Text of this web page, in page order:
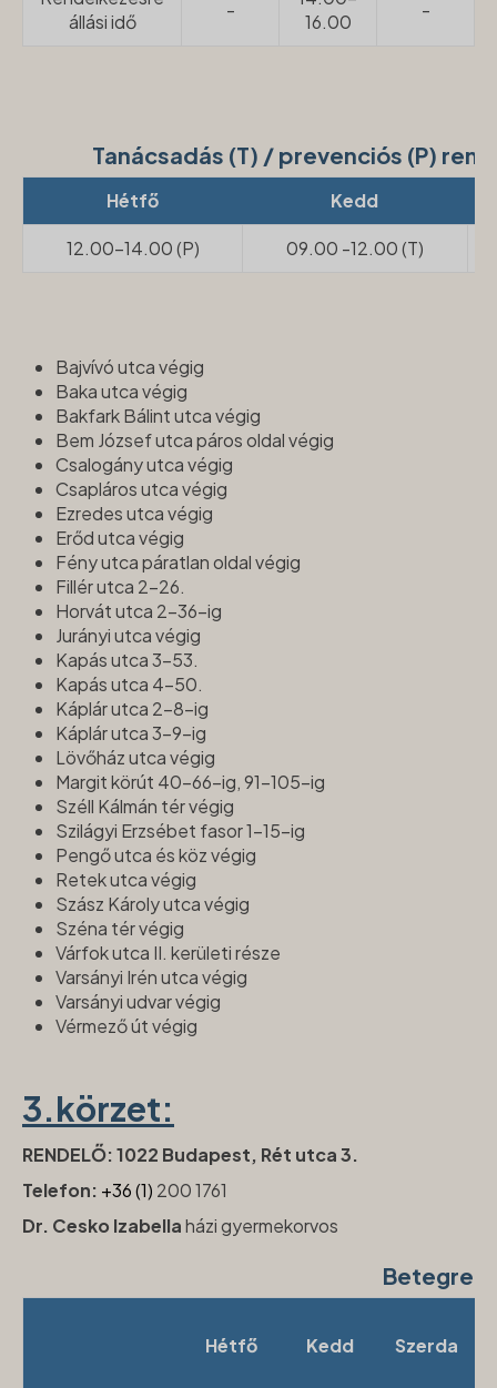
állási idő
-
16.00
-
Tanácsadás (T) / prevenciós (P)
Hétfő Kedd
12.00-14.00 (P) 09.00 -12.00 (T)
Bajvívó utca végig
Baka utca végig
Bakfark Bálint utca végig
Bem József utca páros oldal végig
Csalogány utca végig
Csapláros utca végig
Ezredes utca végig
Erőd utca végig
Fény utca páratlan oldal végig
Fillér utca 2-26.
Horvát utca 2-36-ig
Jurányi utca végig
Kapás utca 3-53.
Kapás utca 4-50.
Káplár utca 2-8-ig
Káplár utca 3-9-ig
Lövőház utca végig
Margit körút 40-66-ig, 91-105-ig
Széll Kálmán tér végig
Szilágyi Erzsébet fasor 1-15-ig
Pengő utca és köz végig
Retek utca végig
Szász Károly utca végig
Széna tér végig
Várfok utca II. kerületi része
Varsányi Irén utca végig
Varsányi udvar végig
Vérmező út végig
3.körzet:
RENDELŐ: 1022 Budapest, Rét utca 3.
Telefon: +36 (1) 200 1761
Dr. Cesko Izabellaházi gyermekorvos
Hétfő Kedd Szerda